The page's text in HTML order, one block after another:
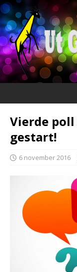
Vierde poll
gestart!
6 november 2016